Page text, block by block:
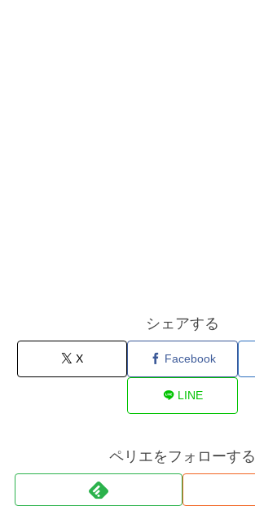
シェアする
X Facebook
LINE
ペリエをフォローする